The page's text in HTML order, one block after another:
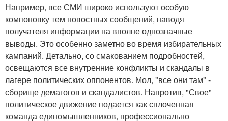
Например, все СМИ широко используют особую
компоновку тем новостных сообщений, наводя
получателя информации на вполне однозначные
выводы. Это особенно заметно во время избирательных
кампаний. Детально, со смакованием подробностей,
освещаются все внутренние конфликты и скандалы в
лагере политических оппонентов. Мол, "все они там" -
сборище демагогов и скандалистов. Напротив, "Свое"
политическое движение подается как сплоченная
команда единомышленников, профессионально